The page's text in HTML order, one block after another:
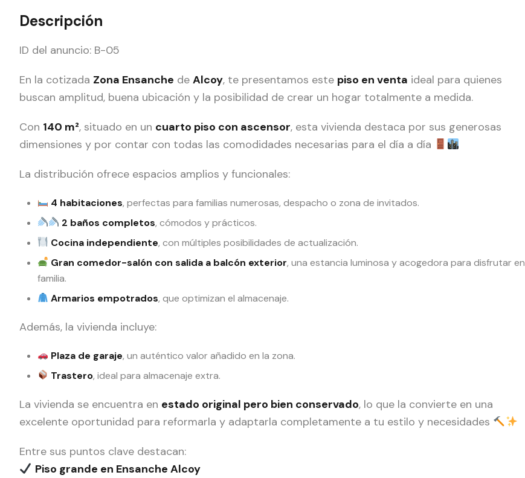
Descripción
ID del anuncio: B-05
En la cotizada Zona Ensanche de Alcoy, te presentamos este piso en venta ideal para quienes
buscan amplitud, buena ubicación y la posibilidad de crear un hogar totalmente a medida.
Con 140 m², situado en un cuarto piso con ascensor, esta vivienda destaca por sus generosas
dimensiones y por contar con todas las comodidades necesarias para el día a día
La distribución ofrece espacios amplios y funcionales:
4 habitaciones, perfectas para familias numerosas, despacho o zona de invitados.
2 baños completos, cómodos y prácticos.
Cocina independiente, con múltiples posibilidades de actualización.
Gran comedor-salón con salida a balcón exterior, una estancia luminosa y acogedora para disfrutar en
familia.
Armarios empotrados, que optimizan el almacenaje.
Además, la vivienda incluye:
Plaza de garaje, un auténtico valor añadido en la zona.
Trastero, ideal para almacenaje extra.
La vivienda se encuentra en estado original pero bien conservado, lo que la convierte en una
excelente oportunidad para reformarla y adaptarla completamente a tu estilo y necesidades
Entre sus puntos clave destacan:
Piso grande en Ensanche Alcoy